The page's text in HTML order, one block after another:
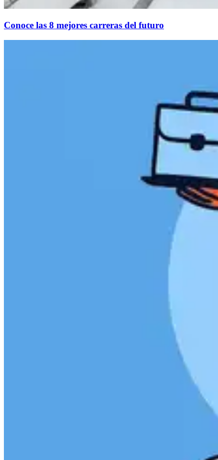
Conoce las 8 mejores carreras del futuro